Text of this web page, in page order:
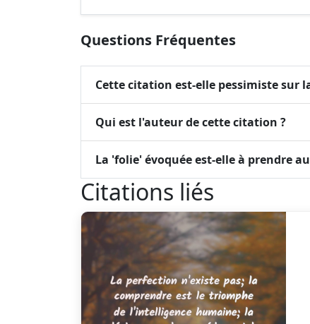
Questions Fréquentes
Cette citation est-elle pessimiste sur
Qui est l'auteur de cette citation ?
La 'folie' évoquée est-elle à prendre
Citations liés